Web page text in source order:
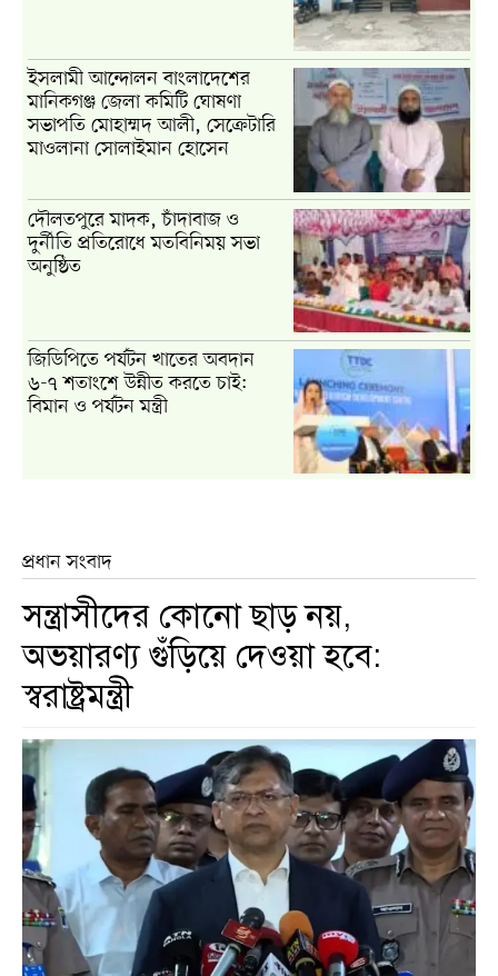
ইসলামী আন্দোলন বাংলাদেশের
মানিকগঞ্জ জেলা কমিটি ঘোষণা
সভাপতি মোহাম্মদ আলী, সেক্রেটারি
মাওলানা সোলাইমান হোসেন
দৌলতপুরে মাদক, চাঁদাবাজ ও
দুর্নীতি প্রতিরোধে মতবিনিময় সভা
অনুষ্ঠিত
জিডিপিতে পর্যটন খাতের অবদান
৬-৭ শতাংশে উন্নীত করতে চাই:
বিমান ও পর্যটন মন্ত্রী